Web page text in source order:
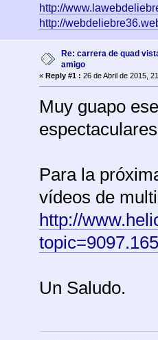
http://
http://
Re: carrera de quad
amigo
« Reply #1 : 26 de Abril de 2015,
Muy guapo
Para la
vídeos de
http://
Un Saludo.